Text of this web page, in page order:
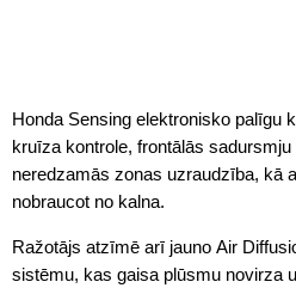
Honda Sensing elektronisko palīgu
kruīza kontrole, frontālās
neredzamās zonas uzraudzība, kā
nobraucot no kalna.
Ražotājs atzīmē arī jauno Air
sistēmu, kas gaisa plūsmu novirza